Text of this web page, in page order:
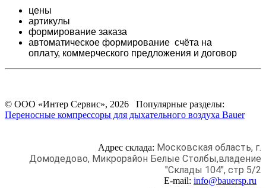
цены
артикулы
формирование заказа
автоматическое формирование счёта на
оплату, коммерческого предложения и договор
© ООО «Интер Сервис», 2026 Популярные разделы:
Переносные компрессоры для дыхательного воздуха Bauer
Адрес склада: Московская область, г.
Домодедово, Микрорайон Белые Столбы,владение
"Склады 104", стр 5/2
E-mail: info@bauersp.ru